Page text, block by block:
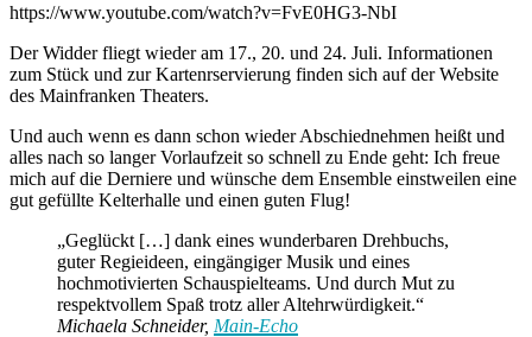
https://www.youtube.com/watch?v=FvE0HG3-NbI
Der Widder fliegt wieder am 17., 20. und 24. Juli. Informationen
zum Stück und zur Kartenrservierung finden sich auf derWebsite
des Mainfranken Theaters.
Und auch wenn es dann schon wieder Abschiednehmen heißt und
alles nach so langer Vorlaufzeit so schnell zu Ende geht: Ich freue
mich auf die Derniere und wünsche dem Ensemble einstweilen eine
gut gefüllte Kelterhalle und einen guten Flug!
„Geglückt […] dank eines wunderbaren Drehbuchs,
guter Regieideen, eingängiger Musik und eines
hochmotivierten Schauspielteams. Und durch Mut zu
respektvollem Spaß trotz aller Altehrwürdigkeit.“
Michaela Schneider, Main-Echo